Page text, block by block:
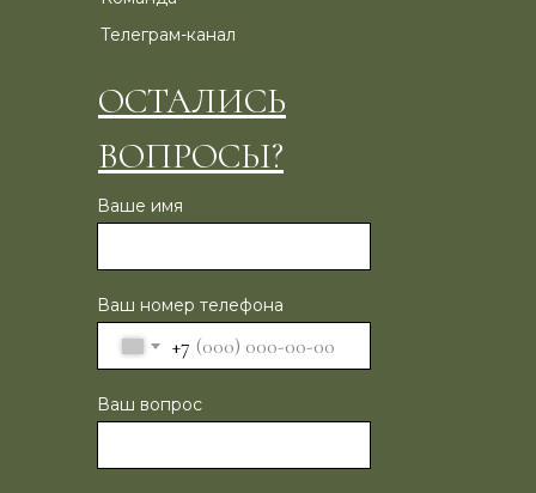
ОСТАЛИСЬ
ВОПРОСЫ?
Телеграм-канал
Ваше имя
Ваш номер телефона
+7
Ваш вопрос